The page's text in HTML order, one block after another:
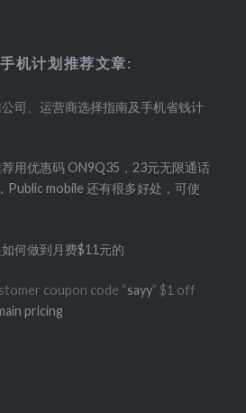
机计划推荐文章:
司、运营商选择指南及手机省钱计
用优惠码 ON9Q35，23元无限通话
Public mobile 还有很多好处，可使
何做到月费$11元的
coupon code “sayy” $1 off
pricing